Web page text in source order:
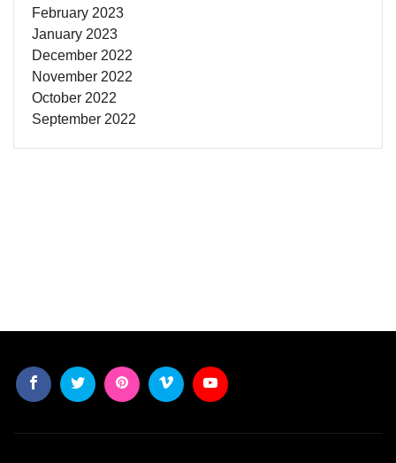
February 2023
January 2023
December 2022
November 2022
October 2022
September 2022